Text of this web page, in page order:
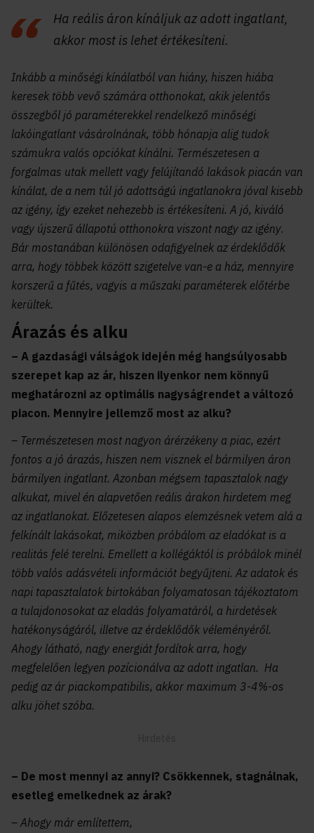
Ha reális áron kínáljuk az adott ingatlant,
akkor most is lehet értékesíteni.
Inkább a minőségi kínálatból van hiány, hiszen hiába
keresek több vevő számára otthonokat, akik jelentős
összegből jó paraméterekkel rendelkező minőségi
lakóingatlant vásárolnának, több hónapja alig tudok
számukra valós opciókat kínálni. Természetesen a
forgalmas utak mellett vagy felújítandó lakások piacán van
kínálat, de a nem túl jó adottságú ingatlanokra jóval kisebb
az igény, így ezeket nehezebb is értékesíteni. A jó, kiváló
vagy újszerű állapotú otthonokra viszont nagy az igény.
Bár mostanában különösen odafigyelnek az érdeklődők
arra, hogy többek között szigetelve van-e a ház, mennyire
korszerű a fűtés, vagyis a műszaki paraméterek előtérbe
kerültek.
Árazás és alku
– A gazdasági válságok idején még hangsúlyosabb
szerepet kap az ár, hiszen ilyenkor nem könnyű
meghatározni az optimális nagyságrendet a változó
piacon. Mennyire jellemző most az alku?
– Természetesen most nagyon árérzékeny a piac, ezért
fontos a jó árazás, hiszen nem visznek el bármilyen áron
bármilyen ingatlant. Azonban mégsem tapasztalok nagy
alkukat, mivel én alapvetően reális árakon hirdetem meg
az ingatlanokat. Előzetesen alapos elemzésnek vetem alá a
felkínált lakásokat, miközben próbálom az eladókat is a
realitás felé terelni. Emellett a kollégáktól is próbálok minél
több valós adásvételi információt begyűjteni. Az adatok és
napi tapasztalatok birtokában folyamatosan tájékoztatom
a tulajdonosokat az eladás folyamatáról, a hirdetések
hatékonyságáról, illetve az érdeklődők véleményéről.
Ahogy látható, nagy energiát fordítok arra, hogy
megfelelően legyen pozícionálva az adott ingatlan. Ha
pedig az ár piackompatibilis, akkor maximum 3-4%-os
alku jöhet szóba.
– De most mennyi az annyi? Csökkennek, stagnálnak,
esetleg emelkednek az árak?
– Ahogy már említettem,